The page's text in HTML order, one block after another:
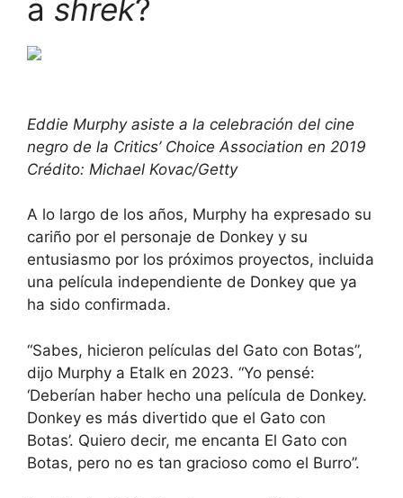
a shrek?
Eddie Murphy asiste a la celebración del cine
negro de la Critics’ Choice Association en 2019
Crédito: Michael Kovac/Getty
A lo largo de los años, Murphy ha expresado su
cariño por el personaje de Donkey y su
entusiasmo por los próximos proyectos, incluida
una película independiente de Donkey que ya
ha sido confirmada.
“Sabes, hicieron películas del Gato con Botas”,
dijo Murphy a Etalk en 2023. “Yo pensé:
‘Deberían haber hecho una película de Donkey.
Donkey es más divertido que el Gato con
Botas’. Quiero decir, me encanta El Gato con
Botas, pero no es tan gracioso como el Burro”.